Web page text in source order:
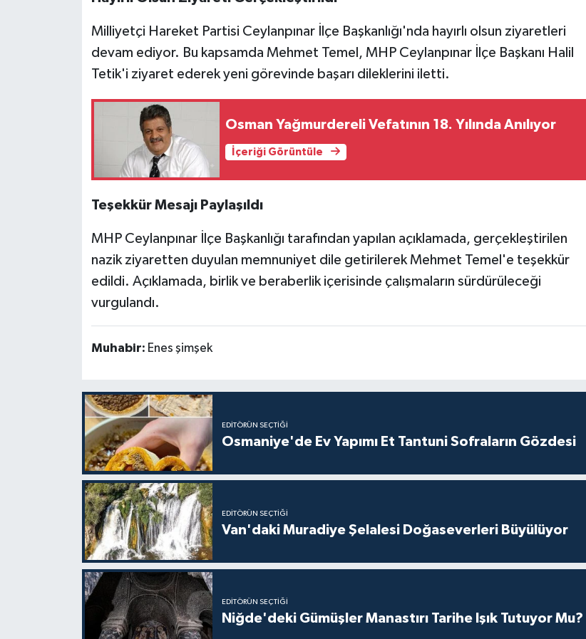
Milliyetçi Hareket Partisi Ceylanpınar İlçe Başkanlığı'nda hayırlı olsun ziyaretleri
devam ediyor. Bu kapsamda Mehmet Temel, MHP Ceylanpınar İlçe Başkanı Halil
Tetik'i ziyaret ederek yeni görevinde başarı dileklerini iletti.
Osman Yağmurdereli Vefatının 18. Yılında Anılıyor
İçeriği Görüntüle
Teşekkür Mesajı Paylaşıldı
MHP Ceylanpınar İlçe Başkanlığı tarafından yapılan açıklamada, gerçekleştirilen
nazik ziyaretten duyulan memnuniyet dile getirilerek Mehmet Temel'e teşekkür
edildi. Açıklamada, birlik ve beraberlik içerisinde çalışmaların sürdürüleceği
vurgulandı.
Muhabir: Enes şimşek
EDITÖRÜN SEÇTIĞI
Osmaniye'de Ev Yapımı Et Tantuni Sofraların Gözdesi
EDITÖRÜN SEÇTIĞI
Van'daki Muradiye Şelalesi Doğaseverleri Büyülüyor
EDITÖRÜN SEÇTIĞI
Niğde'deki Gümüşler Manastırı Tarihe Işık Tutuyor Mu?